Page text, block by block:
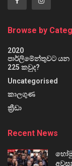
Browse by
2020
පාර්ලිමේන්තුවට යන
225 කවුද?
Uncategorised
කාලගුණ
ක්‍රීඩා
Recent News